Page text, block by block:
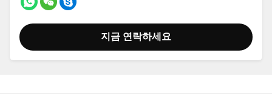
지금 연락하세요